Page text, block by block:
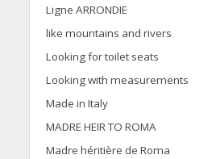
Ligne ARRONDIE
like mountains and rivers
Looking for toilet seats
Looking with measurements
Made in Italy
MADRE HEIR TO ROMA
Madre héritière de Roma